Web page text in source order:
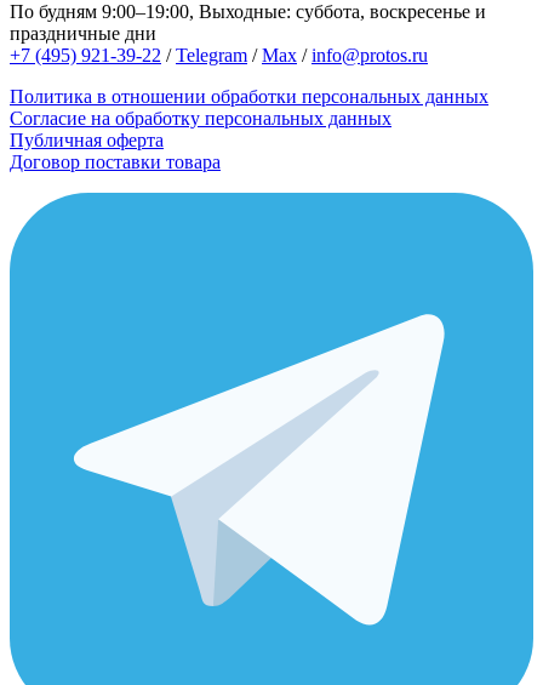
По будням 9:00–19:00, Выходные: суббота, воскресенье и
праздничные дни
+7 (495) 921-39-22 /Telegram /Max /info@protos.ru
Политика в отношении обработки персональных данных
Согласие на обработку персональных данных
Публичная оферта
Договор поставки товара